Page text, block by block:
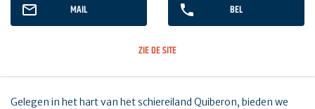
MAIL BEL
ZIE DE SITE
Gelegen in het hart van het schiereiland Quiberon, bieden we